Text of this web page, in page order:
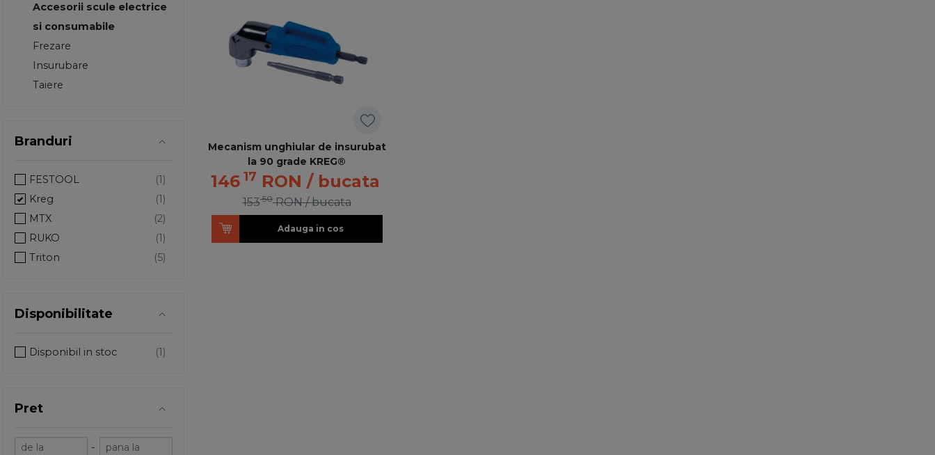
Accesorii scule electrice
si consumabile
Frezare
Insurubare
Taiere
Branduri
FESTOOL
Kreg
MTX
RUKO
Triton
Disponibilitate
Disponibil in stoc
Pret
-
Mecanism unghiular de insurubat
la 90 grade KREG®
146 17 RON / bucata
15350 RON / bucata
Adauga in cos